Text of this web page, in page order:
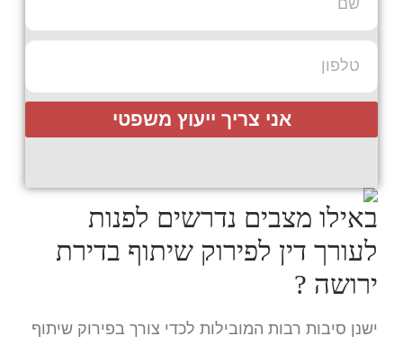
אני צריך ייעוץ משפטי
באילו מצבים נדרשים לפנות
לעורך דין לפירוק שיתוף בדירת
ירושה ?
ישנן סיבות רבות המובילות לכדי צורך בפירוק שיתוף